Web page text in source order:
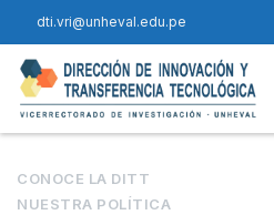
dti.vri@unheval.edu.pe
CONOCE LA DITT
NUESTRA POLÍTICA